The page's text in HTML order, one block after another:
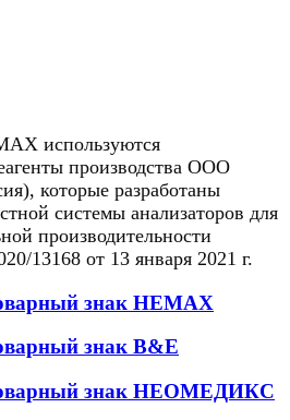
используются
производства ООО
которые разработаны
системы анализаторов для
производительности
13168 от 13 января 2021 г.
знак HEMAX
знак B&E
знак НЕОМЕДИКС